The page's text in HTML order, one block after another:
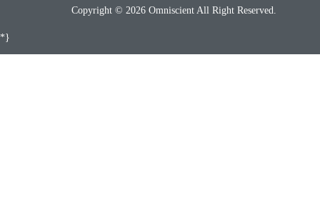
Copyright © 2026 Omniscient All Right Reserved.
*}